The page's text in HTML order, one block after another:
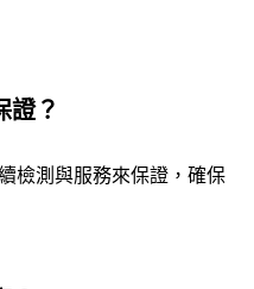
證？
檢測與服務來保證，確保